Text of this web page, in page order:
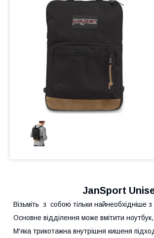
JanSport
Візьміть з собою тільки найнеобхідніше
Основне відділення може вмітити
М'яка трикотажна внутрішня кишеня